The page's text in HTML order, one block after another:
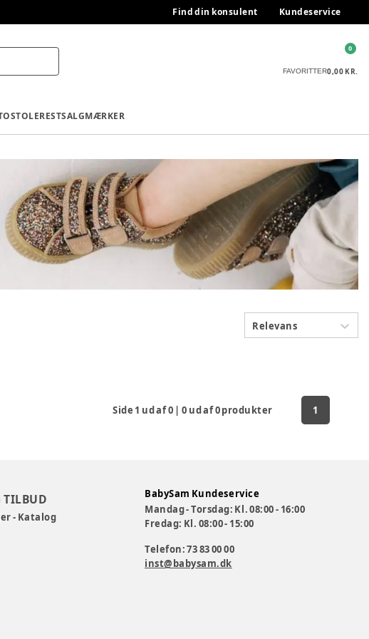
Find din konsulent Kundeservice
FAVORITTER0,00 KR.
0
RESTSALGMÆRKER
Relevans
Side 1 ud af0 |0 ud af0produkter 1
TILBUD
- Katalog
BabySam Kundeservice
Mandag - Torsdag: Kl. 08:00 - 16:00
Fredag: Kl. 08:00 - 15:00
Telefon: 73 83 00 00
inst@babysam.dk